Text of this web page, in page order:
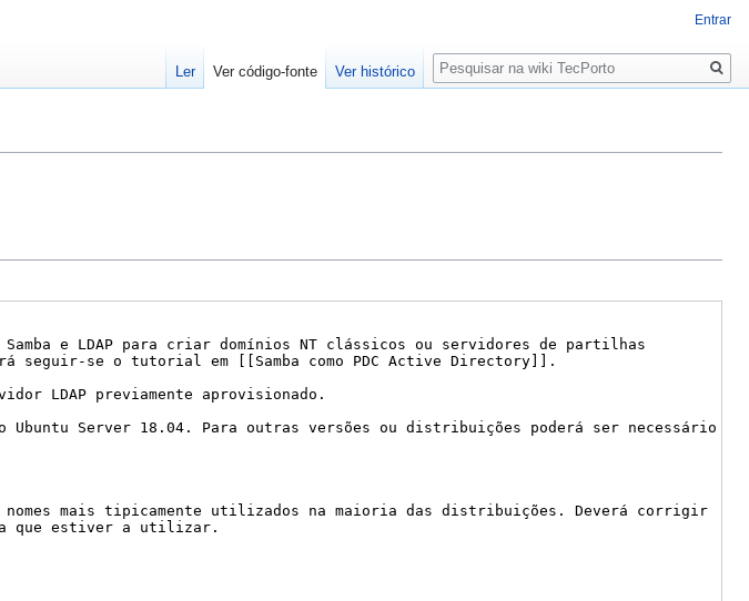
Entrar
Ler Ver código-fonte Ver histórico
Pesquisa